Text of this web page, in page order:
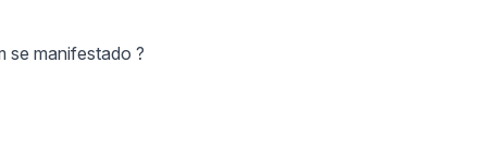
se manifestado ?